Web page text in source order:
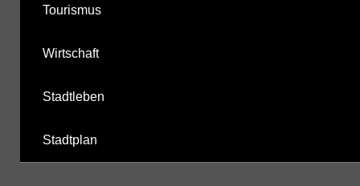
Tourismus
Wirtschaft
Stadtleben
Stadtplan